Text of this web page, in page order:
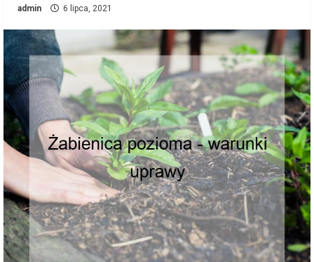
admin 6 lipca, 2021